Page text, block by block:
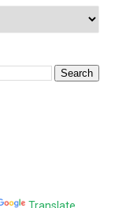
Translate